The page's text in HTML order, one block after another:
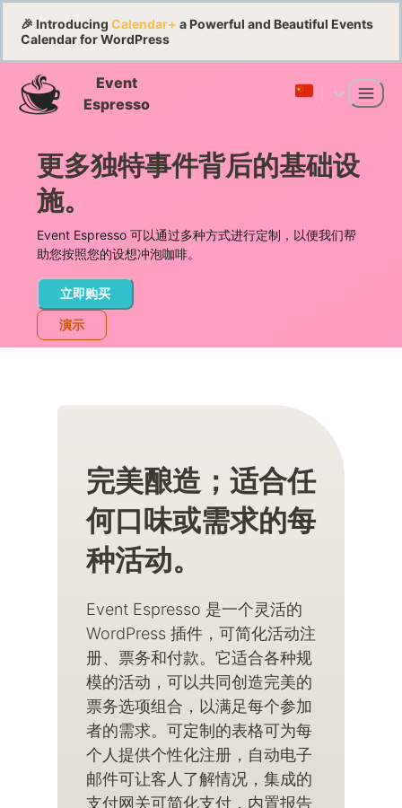
🎉 Introducing Calendar+ a Powerful and Beautiful Events
Calendar for WordPress
Event
Espresso
更多独特事件背后的基础设
施。
Event Espresso 可以通过多种方式进行定制，以便我们帮
助您按照您的设想冲泡咖啡。
立即购买
演示
完美酿造；适合任
何口味或需求的每
种活动。
Event Espresso 是一个灵活的
WordPress 插件，可简化活动注
册、票务和付款。它适合各种规
模的活动，可以共同创造完美的
票务选项组合，以满足每个参加
者的需求。可定制的表格可为每
个人提供个性化注册，自动电子
邮件可让客人了解情况，集成的
支付网关可简化支付，内置报告